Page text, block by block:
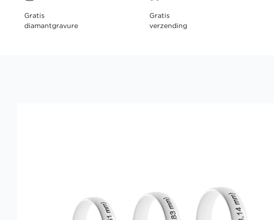
Gratis
diamantgravure
Gratis
verzending